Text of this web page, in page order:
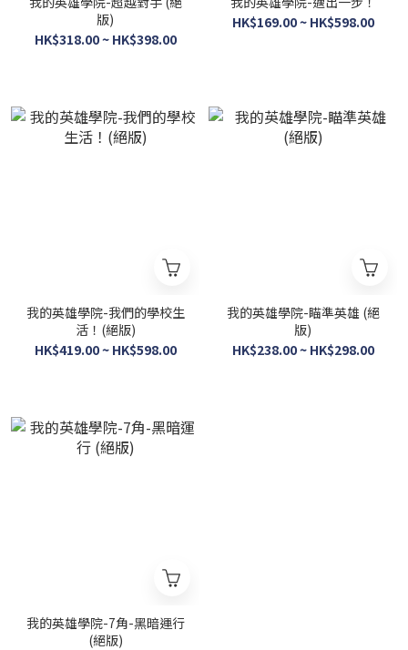
版)
HK$318.00 ~ HK$398.00
HK$169.00 ~ HK$598.00
我的英雄學院-我們的學校生
活！(絕版)
HK$419.00 ~ HK$598.00
我的英雄學院-瞄準英雄 (絕
版)
HK$238.00 ~ HK$298.00
我的英雄學院-7角-黑暗運行
(絕版)